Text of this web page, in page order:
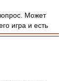
Может
игра и есть